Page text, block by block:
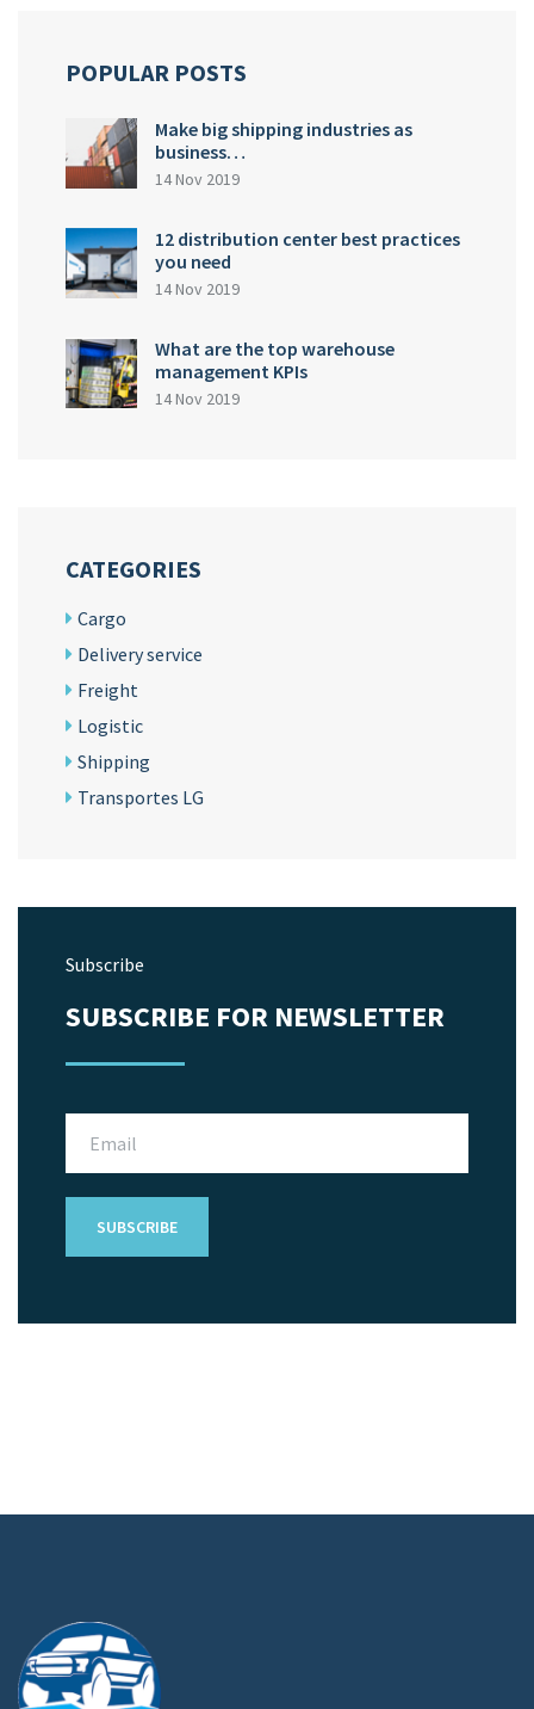
POPULAR POSTS
Make big shipping industries as
business…
14 Nov 2019
12 distribution center best practices
you need
14 Nov 2019
What are the top warehouse
management KPIs
14 Nov 2019
CATEGORIES
Cargo
Delivery service
Freight
Logistic
Shipping
Transportes LG
Subscribe
SUBSCRIBE FOR NEWSLETTER